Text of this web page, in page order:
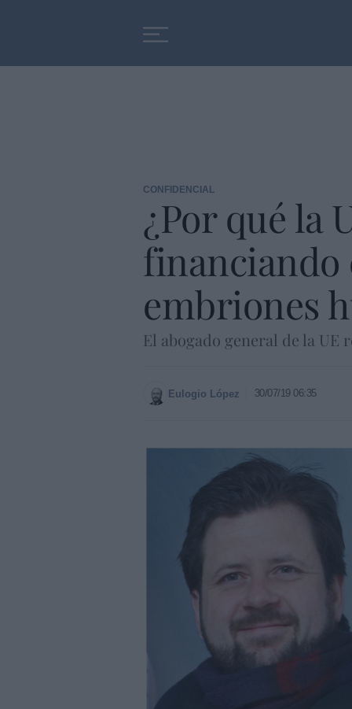
CONFIDENCIAL
¿Por qué la
financiando
embriones
El abogado general de la UE
Eulogio López 30/07/19 06:35